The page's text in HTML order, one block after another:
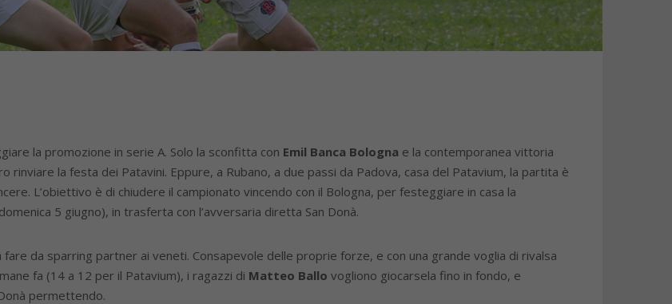
la promozione in serie A. Solo la sconfitta con Emil Banca Bologna e la contemporanea vittoria
rinviare la festa dei Patavini. Eppure, a Rubano, a due passi da Padova, casa del Patavium, la partita è
L’obiettivo è di chiudere il campionato vincendo con il Bologna, per festeggiare in casa la
5 giugno), in trasferta con l’avversaria diretta San Donà.
fare da sparring partner ai veneti. Consapevole delle proprie forze, e con una grande voglia di rivalsa
fa (14 a 12 per il Patavium), i ragazzi di Matteo Ballo vogliono giocarsela fino in fondo, e
permettendo.